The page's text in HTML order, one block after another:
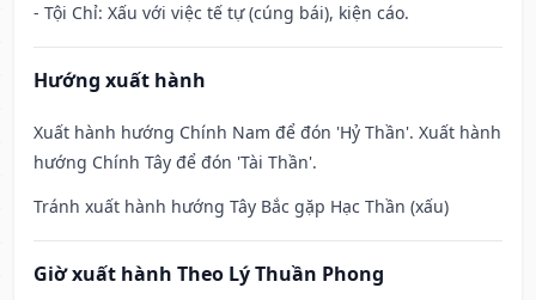
- Tội Chỉ: Xấu với việc tế tự (cúng bái), kiện cáo.
Hướng xuất hành
Xuất hành hướng Chính Nam để đón 'Hỷ Thần'. Xuất hành
hướng Chính Tây để đón 'Tài Thần'.
Tránh xuất hành hướng Tây Bắc gặp Hạc Thần (xấu)
Giờ xuất hành Theo Lý Thuần Phong